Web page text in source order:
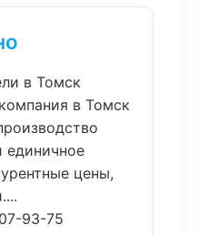
в Томск
в Томск
единичное
цены,
93-75